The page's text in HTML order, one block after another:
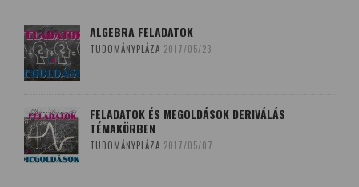
ALGEBRA FELADATOK
TUDOMÁNYPLÁZA 2017/05/23
FELADATOK ÉS MEGOLDÁSOK DERIVÁLÁS
TÉMAKÖRBEN
TUDOMÁNYPLÁZA 2017/05/07